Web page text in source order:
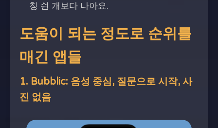
칭 쉰 개보다 나아요.
도움이 되는 정도로 순위를
매긴 앱들
1. Bubblic: 음성 중심, 질문으로 시작, 사
진 없음